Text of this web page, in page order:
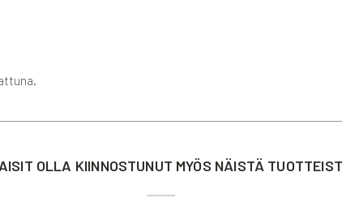
OLLA KIINNOSTUNUT MYÖS NÄISTÄ